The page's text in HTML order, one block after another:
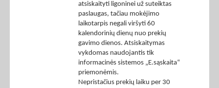
atsiskaityti ligoninei už suteiktas
paslaugas, tačiau mokėjimo
laikotarpis negali viršyti 60
kalendorinių dienų nuo prekių
gavimo dienos. Atsiskaitymas
vykdomas naudojantis tik
informacinės sistemos „E.sąskaita“
priemonėmis.
Nepristačius prekių laiku per 30